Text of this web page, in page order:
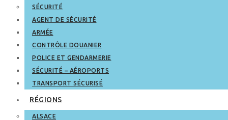
SÉCURITÉ
AGENT DE SÉCURITÉ
ARMÉE
CONTRÔLE DOUANIER
POLICE ET GENDARMERIE
SÉCURITÉ – AÉROPORTS
TRANSPORT SÉCURISÉ
RÉGIONS
ALSACE